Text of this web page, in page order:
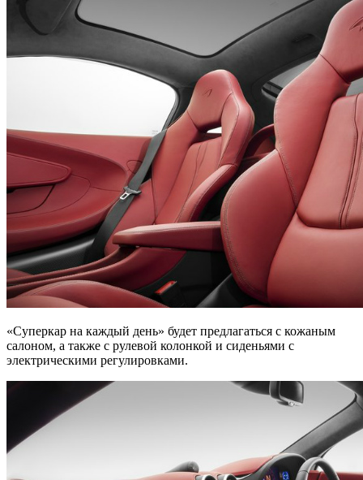
«Суперкар на каждый день» будет предлагаться с кожаным
салоном, а также с рулевой колонкой и сиденьями с
электрическими регулировками.